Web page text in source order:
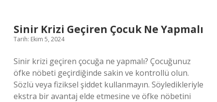
Sinir Krizi Geçiren Çocuk Ne Yapmalı
Tarih: Ekim 5, 2024
Sinir krizi geçiren çocuğa ne yapmalı? Çocuğunuz
öfke nöbeti geçirdiğinde sakin ve kontrollü olun.
Sözlü veya fiziksel şiddet kullanmayın. Söyledikleriyle
ekstra bir avantaj elde etmesine ve öfke nöbetini